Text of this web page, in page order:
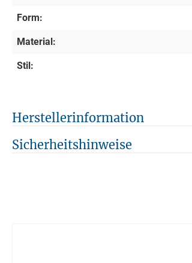
Form:
Material:
Stil:
Herstellerinformation
Sicherheitshinweise